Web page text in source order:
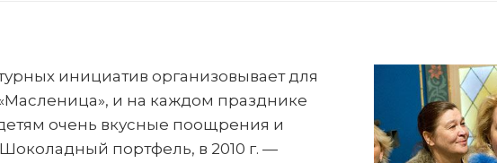
инициатив организовывает для
и на каждом празднике
очень вкусные поощрения и
портфель, в 2010 г. —